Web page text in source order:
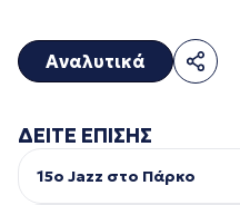
Αναλυτικά
ΔΕΙΤΕ ΕΠΙΣΗΣ
15ο Jazz στο Πάρκο